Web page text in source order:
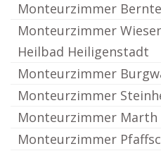
Monteurzimmer
Monteurzimmer
Heilbad Heiligenstadt
Monteurzimmer
Monteurzimmer
Monteurzimmer Marth
Monteurzimmer